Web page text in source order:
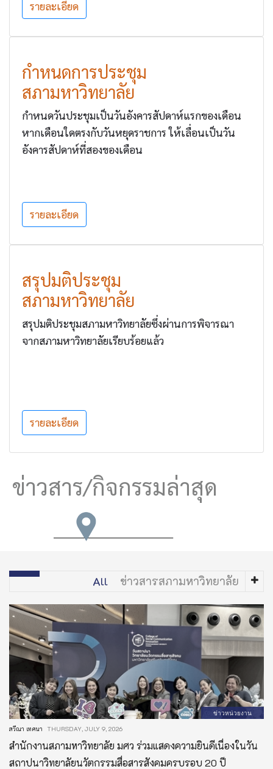
รายละเอียด
กำหนดการประชุม
สภามหาวิทยาลัย
กำหนดวันประชุมเป็นวันอังคารสัปดาห์แรกของเดือน
หากเดือนใดตรงกับวันหยุดราชการ ให้เลื่อนเป็นวัน
อังคารสัปดาห์ที่สองของเดือน
รายละเอียด
สรุปมติประชุม
สภามหาวิทยาลัย
สรุปมติประชุมสภามหาวิทยาลัยซึ่งผ่านการพิจารณา
จากสภามหาวิทยาลัยเรียบร้อยแล้ว
รายละเอียด
ข่าวสาร/กิจกรรมล่าสุด
All ข่าวสารสภามหาวิทยาลัย
ข่าวหน่วยงาน
สวีณา เทศนา
THURSDAY, JULY 9, 2026
สำนักงานสภามหาวิทยาลัย มศว ร่วมแสดงความยินดีเนื่องในวัน
สถาปนาวิทยาลัยนวัตกรรมสื่อสารสังคมครบรอบ 20 ปี